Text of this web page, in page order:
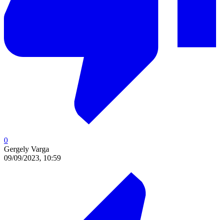
0
Gergely Varga
09/09/2023, 10:59